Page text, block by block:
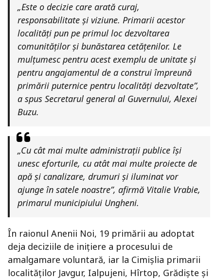
„Este o decizie care arată curaj,
responsabilitate și viziune. Primarii acestor
localități pun pe primul loc dezvoltarea
comunităților și bunăstarea cetățenilor. Le
mulțumesc pentru acest exemplu de unitate și
pentru angajamentul de a construi împreună
primării puternice pentru localități dezvoltate”,
a spus Secretarul general al Guvernului, Alexei
Buzu.
„Cu cât mai multe administrații publice își
unesc eforturile, cu atât mai multe proiecte de
apă și canalizare, drumuri și iluminat vor
ajunge în satele noastre”, afirmă Vitalie Vrabie,
primarul municipiului Ungheni.
În raionul Anenii Noi, 19 primării au adoptat
deja deciziile de inițiere a procesului de
amalgamare voluntară, iar la Cimișlia primarii
localităților Javgur, Ialpujeni, Hîrtop, Grădiște și